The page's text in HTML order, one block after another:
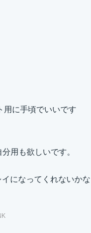
用に手頃でいいです
用も欲しいです。
になってくれないかな